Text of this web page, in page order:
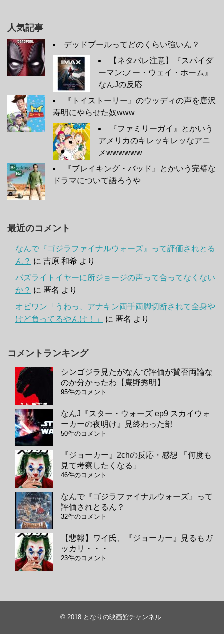
人気記事
デッドプールってどのくらい強いん？
【ネタバレ注意】『スパイダ
ーマン:ノー・ウェイ・ホーム』
なんJの反応
『トイストーリー』のウッディの声を唐沢
寿明にやらせた奴www
『ファミリーガイ』とかいう
アメリカのキレッキレッなアニ
メwwwwww
『ブレイキング・バッド』とかいう完璧な
ドラマについて語ろうや
最近のコメント
なんで『ゴジラファイナルウォーズ』って評価されとる
ん？ に 吉原 和希 より
バズライトイヤーに所ジョージの声って合ってなくない
か？ に 匿名 より
オビワン「うわっ、アナキン両手両脚切断されて全身や
けど負ってるやんけ！」
に 匿名 より
コメントランキング
シンゴジラ見たがなんで評価が賛否両論な
のか分かったわ【庵野秀明】
95件のコメント
なんJ『スター・ウォーズ ep9 スカイウォ
ーカーの夜明け』見終わった部
50件のコメント
『ジョーカー』2chの反応・感想 「何度も
見て考察したくなる」
46件のコメント
なんで『ゴジラファイナルウォーズ』って
評価されとるん？
32件のコメント
【悲報】ワイ氏、『ジョーカー』見るもガ
ッカリ・・・
23件のコメント
© 2018 となりの映画館チャンネル.